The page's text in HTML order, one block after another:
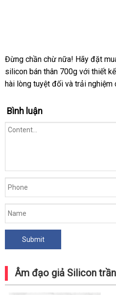
silicon
bán
thân
700g
đạo
siêu
Đừng chần chừ nữa! Hãy đặt
silicon bán thân 700g với thiết
hài lòng tuyệt đối và trải nghiệm
Bình luận
Âm đạo giả Silicon trần